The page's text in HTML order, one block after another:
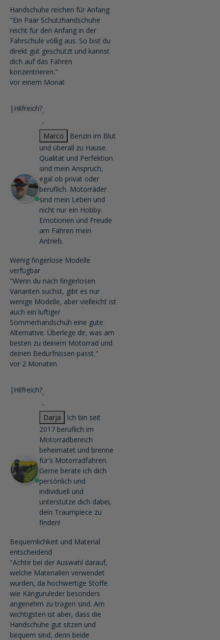
Handschuhe reichen für Anfang
"Ein Paar Schutzhandschuhe
reicht für den Anfang in der
Fahrschule völlig aus. So bist du
direkt gut geschützt und kannst
dich auf das Fahren
konzentrieren."
vor einem Monat
| Hilfreich?
Marco
Benzin im Blut
und überall zu Hause.
Qualität und Perfektion
sind mein Anspruch,
egal ob privat oder
beruflich. Motorräder
sind mein Leben und
nicht nur ein Hobby.
Emotionen und Freude
am Fahren mein
Antrieb.
Wenig fingerlose Modelle
verfügbar
"Wenn du nach fingerlosen
Varianten suchst, gibt es nur
wenige Modelle, aber vielleicht ist
auch ein luftiger
Sommerhandschuh eine gute
Alternative. Überlege dir, was am
besten zu deinem Motorrad und
deinen Bedürfnissen passt."
vor 2 Monaten
| Hilfreich?
Darja
Ich bin seit
2017 beruflich im
Motorradbereich
beheimatet und brenne
für's Motorradfahren.
Gerne berate ich dich
persönlich und
individuell und
unterstütze dich dabei,
dein Traumpiece zu
finden!
Bequemlichkeit und Material
entscheidend
"Achte bei der Auswahl darauf,
welche Materialien verwendet
wurden, da hochwertige Stoffe
wie Känguruleder besonders
angenehm zu tragen sind. Am
wichtigsten ist aber, dass die
Handschuhe gut sitzen und
bequem sind, denn beide